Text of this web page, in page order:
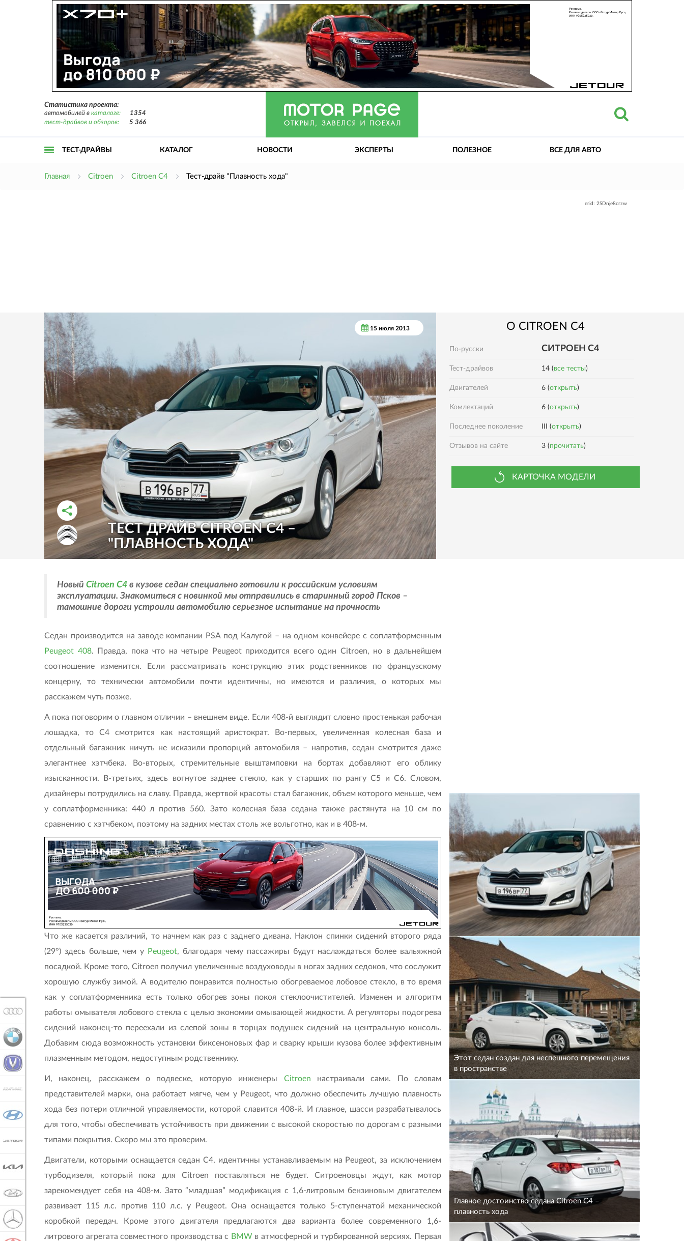
Статистика проекта:
автомобилей в каталоге:
1354
тест-драйвов и обзоров:
5 366
ТЕСТ-ДРАЙВЫ КАТАЛОГ НОВОСТИ ЭКСПЕРТЫ ПОЛЕЗНОЕ ВСЕ ДЛЯ АВТО
Главная Citroen Citroen C4 Тест-драйв "Плавность хода"
erid: 2SDnje8crzw
ТЕСТ ДРАЙВ CITROEN C4 –
"ПЛАВНОСТЬ ХОДА"
15 июля 2013
РАССКАЗАТЬ ВО ВКОНТАКТЕ
РАССКАЗАТЬ В ОДНОКЛАССНИКАХ
О CITROEN C4
По-русски СИТРОЕН С4
Тест-драйвов 14 (все тесты)
Двигателей 6 (открыть)
Комлектаций 6 (открыть)
Последнее поколение III (открыть)
Отзывов на сайте 3 (прочитать)
КАРТОЧКА МОДЕЛИ
Этот седан создан для неспешного перемещения
в пространстве
Главное достоинство седана Citroen С4 –
плавность хода
Новый Citroen C4 в кузове седан специально готовили к российским условиям
эксплуатации. Знакомиться с новинкой мы отправились в старинный город Псков –
тамошние дороги устроили автомобилю серьезное испытание на прочность
Седан производится на заводе компании PSA под Калугой – на одном конвейере с соплатформенным
Peugeot 408. Правда, пока что на четыре Peugeot приходится всего один Citroen, но в дальнейшем
соотношение изменится. Если рассматривать конструкцию этих родственников по французскому
концерну, то технически автомобили почти идентичны, но имеются и различия, о которых мы
расскажем чуть позже.
А пока поговорим о главном отличии – внешнем виде. Если 408-й выглядит словно простенькая рабочая
лошадка, то С4 смотрится как настоящий аристократ. Во-первых, увеличенная колесная база и
отдельный багажник ничуть не исказили пропорций автомобиля – напротив, седан смотрится даже
элегантнее хэтчбека. Во-вторых, стремительные выштамповки на бортах добавляют его облику
изысканности. В-третьих, здесь вогнутое заднее стекло, как у старших по рангу С5 и С6. Словом,
дизайнеры потрудились на славу. Правда, жертвой красоты стал багажник, объем которого меньше, чем
у соплатформенника: 440 л против 560. Зато колесная база седана также растянута на 10 см по
сравнению с хэтчбеком, поэтому на задних местах столь же вольготно, как и в 408-м.
Что же касается различий, то начнем как раз с заднего дивана. Наклон спинки сидений второго ряда
(29°) здесь больше, чем у Peugeot, благодаря чему пассажиры будут наслаждаться более вальяжной
посадкой. Кроме того, Citroen получил увеличенные воздуховоды в ногах задних седоков, что сослужит
хорошую службу зимой. А водителю понравится полностью обогреваемое лобовое стекло, в то время
как у соплатформенника есть только обогрев зоны покоя стеклоочистителей. Изменен и алгоритм
работы омывателя лобового стекла с целью экономии омывающей жидкости. А регуляторы подогрева
сидений наконец-то переехали из слепой зоны в торцах подушек сидений на центральную консоль.
Добавим сюда возможность установки биксеноновых фар и сварку крыши кузова более эффективным
плазменным методом, недоступным родственнику.
И, наконец, расскажем о подвеске, которую инженеры Citroen настраивали сами. По словам
представителей марки, она работает мягче, чем у Peugeot, что должно обеспечить лучшую плавность
хода без потери отличной управляемости, которой славится 408-й. И главное, шасси разрабатывалось
для того, чтобы обеспечивать устойчивость при движении с высокой скоростью по дорогам с разными
типами покрытия. Скоро мы это проверим.
Двигатели, которыми оснащается седан C4, идентичны устанавливаемым на Peugeot, за исключением
турбодизеля, который пока для Citroen поставляться не будет. Ситроеновцы ждут, как мотор
зарекомендует себя на 408-м. Зато “младшая” модификация с 1,6-литровым бензиновым двигателем
развивает 115 л.с. против 110 л.с. у Peugeot. Она оснащается только 5-ступенчатой механической
коробкой передач. Кроме этого двигателя предлагаются два варианта более современного 1,6-
литрового агрегата совместного производства с BMW в атмосферной и турбированной версиях. Первая
AUDI
CHANGAN
HYUNDAI
JETOUR
LADA
MERCEDES-BENZ